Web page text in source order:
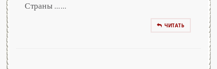
Страны ......
ЧИТАТЬ